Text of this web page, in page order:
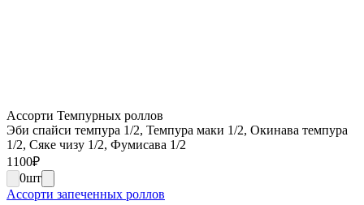
Ассорти Темпурных роллов
Эби спайси темпура 1/2, Темпура маки 1/2, Окинава темпура
1/2, Сяке чизу 1/2, Фумисава 1/2
1100₽
0шт
Ассорти запеченных роллов